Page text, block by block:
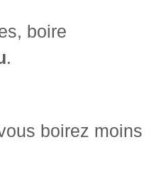
boire
.
boirez moins